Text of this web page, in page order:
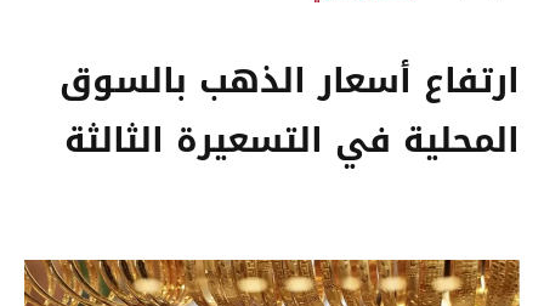
ارتفاع أسعار الذهب بالسوق
المحلية في التسعيرة الثالثة